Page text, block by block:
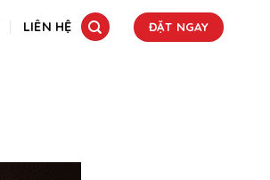
LIÊN HỆ ĐẶT NGAY